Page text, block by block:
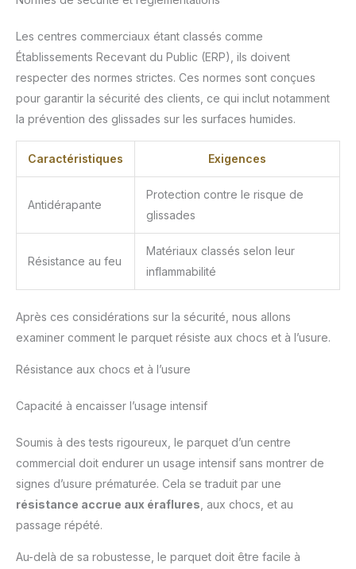
Les centres commerciaux étant classés comme
Établissements Recevant du Public (ERP), ils doivent
respecter des normes strictes. Ces normes sont conçues
pour garantir la sécurité des clients, ce qui inclut notamment
la prévention des glissades sur les surfaces humides.
Caractéristiques Exigences
Antidérapante
Protection contre le risque de
glissades
Résistance au feu
Matériaux classés selon leur
inflammabilité
Après ces considérations sur la sécurité, nous allons
examiner comment le parquet résiste aux chocs et à l’usure.
Résistance aux chocs et à l’usure
Capacité à encaisser l’usage intensif
Soumis à des tests rigoureux, le parquet d’un centre
commercial doit endurer un usage intensif sans montrer de
signes d’usure prématurée. Cela se traduit par une
résistance accrue aux éraflures , aux chocs, et au
passage répété.
Au-delà de sa robustesse, le parquet doit être facile à